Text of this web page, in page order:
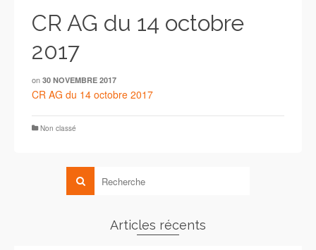
CR AG du 14 octobre
2017
on 30 NOVEMBRE 2017
CR AG du 14 octobre 2017
Non classé
Articles récents